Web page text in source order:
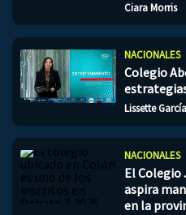
Ciara Morris
NACIONALES
Colegio
Lissette García
NACIONALES
El Colegio
aspira
en la